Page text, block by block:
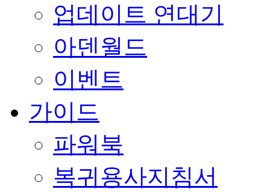
업데이트 연대기
아덴월드
이벤트
가이드
파워북
복귀용사지침서